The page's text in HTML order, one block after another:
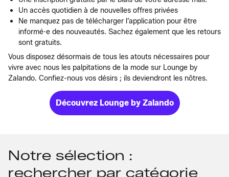
Un accès quotidien à de nouvelles offres privées
Ne manquez pas de télécharger l’application pour être
informé·e des nouveautés. Sachez également que les retours
sont gratuits.
Vous disposez désormais de tous les atouts nécessaires pour
vivre avec nous les palpitations de la mode sur Lounge by
Zalando. Confiez-nous vos désirs ; ils deviendront les nôtres.
Découvrez Lounge by Zalando
Notre sélection :
rechercher par catégorie